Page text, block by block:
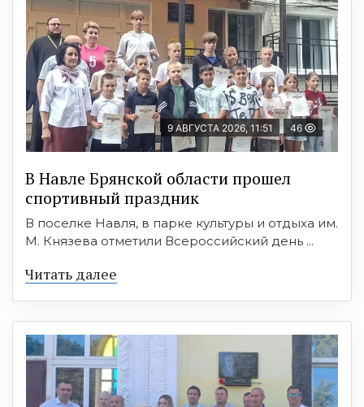
9 АВГУСТА 2026, 11:51 46
В Навле Брянской области прошел
спортивный праздник
В поселке Навля, в парке культуры и отдыха им.
М. Князева отметили Всероссийский день ...
Читать далее